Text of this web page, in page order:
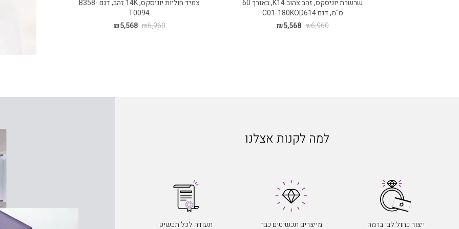
שרשרת יוניסקס, זהב צהוב K14, באורך 60
ס"מ, דגם C01-180KOD614
₪6,960
₪5,568
צמיד חוליות יוניסקס, 14K זהב, דגם B358-
T0094
₪6,960
₪5,568
למה לקנות אצלנו
ייצור כחול לבן ברמה
מייצרים תכשיטים כבר
תעודה לכל תכשיט